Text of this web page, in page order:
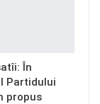
În
Partidului
propus